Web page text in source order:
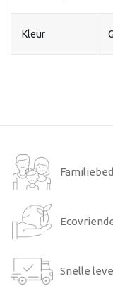
Kleur
Snelle